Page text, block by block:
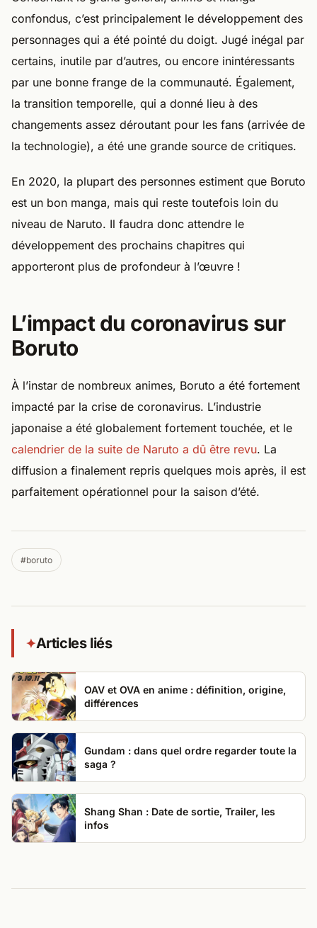
confondus, c’est principalement le développement des
personnages qui a été pointé du doigt. Jugé inégal par
certains, inutile par d’autres, ou encore inintéressants
par une bonne frange de la communauté. Également,
la transition temporelle, qui a donné lieu à des
changements assez déroutant pour les fans (arrivée de
la technologie), a été une grande source de critiques.
En 2020, la plupart des personnes estiment que Boruto
est un bon manga, mais qui reste toutefois loin du
niveau de Naruto. Il faudra donc attendre le
développement des prochains chapitres qui
apporteront plus de profondeur à l’œuvre !
L’impact du coronavirus sur
Boruto
À l’instar de nombreux animes, Boruto a été fortement
impacté par la crise de coronavirus. L’industrie
japonaise a été globalement fortement touchée, et le
calendrier de la suite de Naruto a dû être revu. La
diffusion a finalement repris quelques mois après, il est
parfaitement opérationnel pour la saison d’été.
#boruto
✦Articles liés
OAV et OVA en anime : définition, origine,
différences
Gundam : dans quel ordre regarder toute la
saga ?
Shang Shan : Date de sortie, Trailer, les
infos